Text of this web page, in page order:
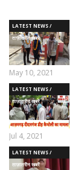
LATEST NEWS /
ताज़ातरीन खबरें
May 10, 2021
LATEST NEWS /
ताज़ातरीन खबरें
Jul 4, 2021
LATEST NEWS /
ताज़ातरीन खबरें